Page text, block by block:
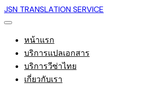
JSN TRANSLATION SERVICE
หน้าแรก
บริการแปลเอกสาร
บริการวีซ่าไทย
เกี่ยวกับเรา